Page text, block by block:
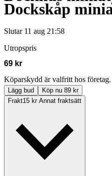
Dockskåp
Slutar 11 aug 21:58
Utropspris
69 kr
Köparskydd är valfritt hos företag.
Lägg bud
Köp nu 89 kr
Frakt15 kr Annat fraktsätt